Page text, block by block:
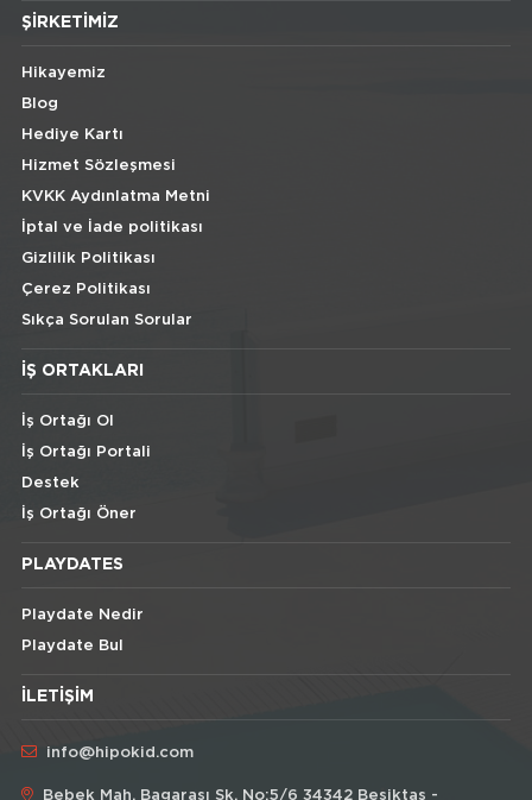
ŞIRKETIMIZ
Hikayemiz
Blog
Hediye Kartı
Hizmet Sözleşmesi
KVKK Aydınlatma Metni
İptal ve İade politikası
Gizlilik Politikası
Çerez Politikası
Sıkça Sorulan Sorular
İŞ ORTAKLARI
İş Ortağı Ol
İş Ortağı Portali
Destek
İş Ortağı Öner
PLAYDATES
Playdate Nedir
Playdate Bul
İLETIŞIM
info@hipokid.com
Bebek Mah. Bagarası Sk. No:5/6 34342 Besiktas -